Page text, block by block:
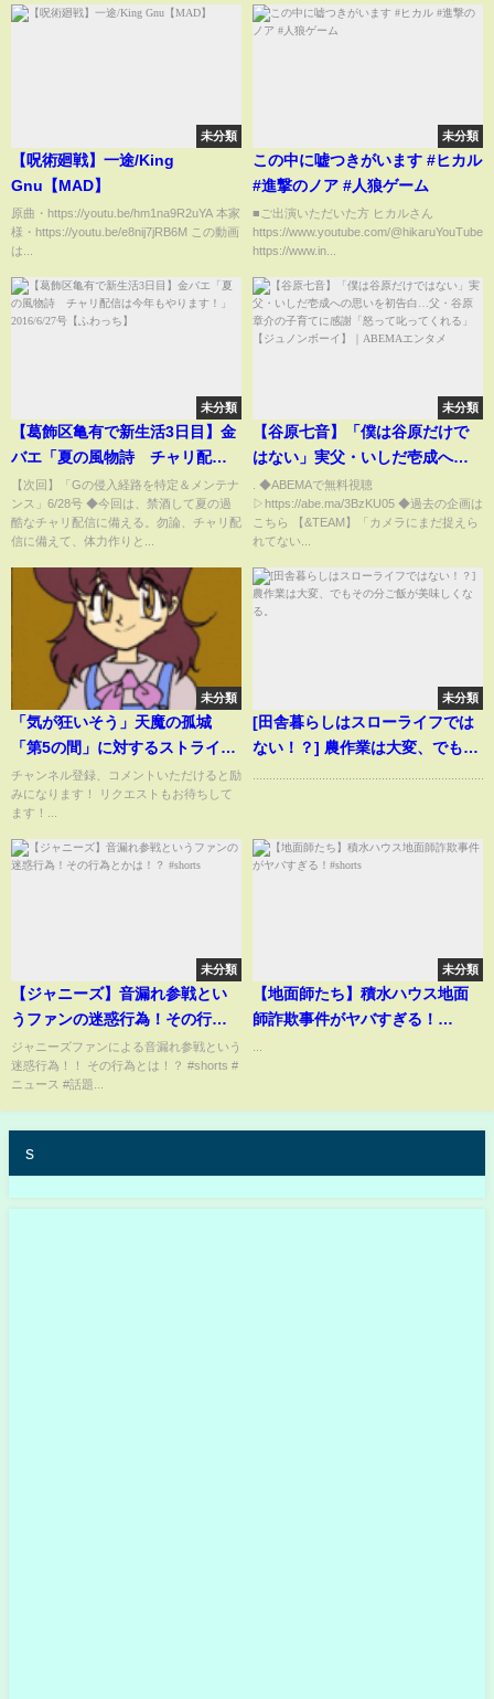
未分類
【呪術廻戦】一途/King
Gnu【MAD】
原曲・https://youtu.be/hm1na9R2uYA 本家
様・https://youtu.be/e8nij7jRB6M この動画
は...
未分類
この中に嘘つきがいます #ヒカル
#進撃のノア #人狼ゲーム
■ご出演いただいた方 ヒカルさん
https://www.youtube.com/@hikaruYouTube
https://www.in...
未分類
【葛飾区亀有で新生活3日目】金
バエ「夏の風物詩 チャリ配信
は今年もやります！」2016/6/27
号【ふわっち】
【次回】「Gの侵入経路を特定＆メンテナ
ンス」6/28号 ◆今回は、禁酒して夏の過
酷なチャリ配信に備える。勿論、チャリ配
信に備えて、体力作りと...
未分類
【谷原七音】「僕は谷原だけで
はない」実父・いしだ壱成への
思いを初告白…父・谷原章介の
子育てに感謝「怒って叱ってく
れる」【ジュノンボーイ】｜
. ◆ABEMAで無料視聴
▷https://abe.ma/3BzKU05 ◆過去の企画は
こちら 【&TEAM】「カメラにまだ捉えら
れてない...
未分類
「気が狂いそう」天魔の孤城
「第5の間」に対するストライカ
ー達の反応集【モンスト/モンス
ターストライク】
チャンネル登録、コメントいただけると励
みになります！ リクエストもお待ちして
ます！...
未分類
[田舎暮らしはスローライフでは
ない！？] 農作業は大変、でもそ
未分類
【ジャニーズ】音漏れ参戦とい
うファンの迷惑行為！その行為
とかは！？ #shorts
ジャニーズファンによる音漏れ参戦という
迷惑行為！！ その行為とは！？ #shorts #
ニュース #話題...
未分類
【地面師たち】積水ハウス地面
師詐欺事件がヤバすぎる！
s